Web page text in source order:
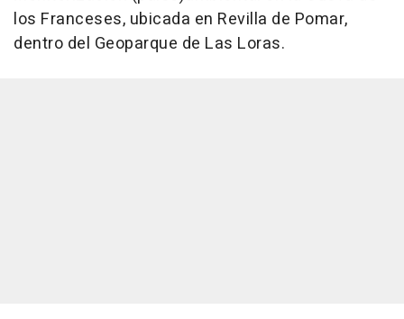
los Franceses, ubicada en Revilla de Pomar,
dentro del Geoparque de Las Loras.